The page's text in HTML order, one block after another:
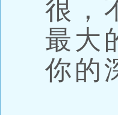
很，
最大
你的